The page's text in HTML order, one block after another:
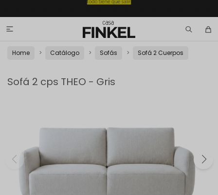

Home Catálogo Sofás Sofá 2 Cuerpos
Sofá 2 cps THEO - Gris